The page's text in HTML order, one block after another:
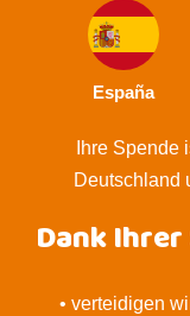
España
Ihre Spende
Deutschland
Dank
• verteidigen